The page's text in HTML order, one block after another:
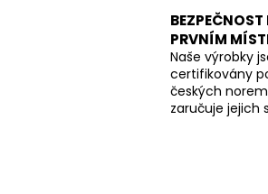
BEZPEČNOST
PRVNÍM
Naše výrobky
certifikovány
českých
zaručuje jejich